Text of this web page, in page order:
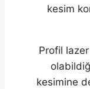
kesim
Profil
kesimine